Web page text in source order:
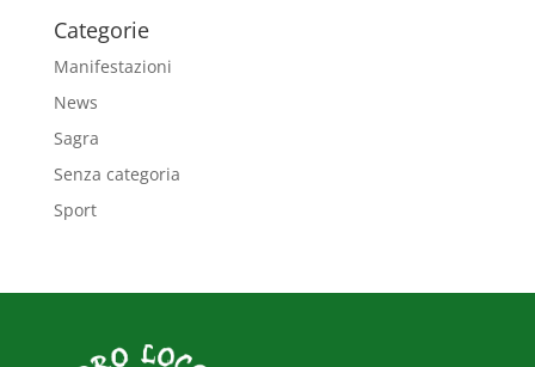
Categorie
Manifestazioni
News
Sagra
Senza categoria
Sport